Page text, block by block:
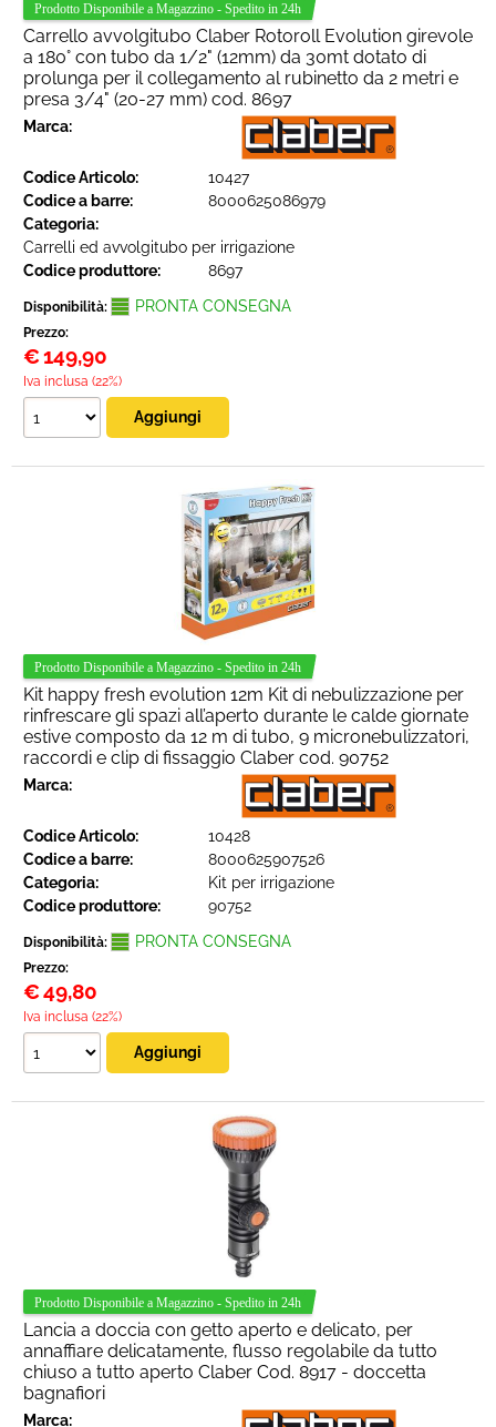
Carrello avvolgitubo Claber Rotoroll Evolution girevole
a 180° con tubo da 1/2" (12mm) da 30mt dotato di
prolunga per il collegamento al rubinetto da 2 metri e
presa 3/4" (20-27 mm) cod. 8697
Marca:
Codice Articolo:
10427
Codice a barre:
8000625086979
Categoria:
Carrelli ed avvolgitubo per irrigazione
Codice produttore:
8697
Disponibilità: PRONTA CONSEGNA
Prezzo:
€149,90
Iva inclusa (22%)
Kit happy fresh evolution 12m Kit di nebulizzazione per
rinfrescare gli spazi all’aperto durante le calde giornate
estive composto da 12 m di tubo, 9 micronebulizzatori,
raccordi e clip di fissaggio Claber cod. 90752
Marca:
Codice Articolo:
10428
Codice a barre:
8000625907526
Categoria:
Kit per irrigazione
Codice produttore:
90752
Disponibilità: PRONTA CONSEGNA
Prezzo:
€49,80
Iva inclusa (22%)
Lancia a doccia con getto aperto e delicato, per
annaffiare delicatamente, flusso regolabile da tutto
chiuso a tutto aperto Claber Cod. 8917 - doccetta
bagnafiori
Marca: